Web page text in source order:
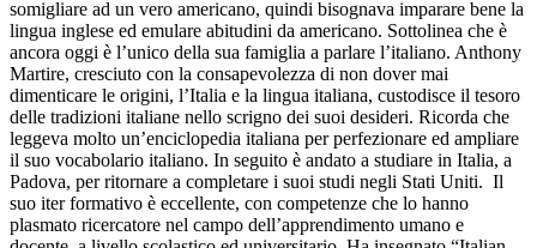
somigliare ad un vero americano, quindi bisognava imparare bene la
lingua inglese ed emulare abitudini da americano. Sottolinea che è
ancora oggi è l’unico della sua famiglia a parlare l’italiano. Anthony
Martire, cresciuto con la consapevolezza di non dover mai
dimenticare le origini, l’Italia e la lingua italiana, custodisce il tesoro
delle tradizioni italiane nello scrigno dei suoi desideri. Ricorda che
leggeva molto un’enciclopedia italiana per perfezionare ed ampliare
il suo vocabolario italiano. In seguito è andato a studiare in Italia, a
Padova, per ritornare a completare i suoi studi negli Stati Uniti. Il
suo iter formativo è eccellente, con competenze che lo hanno
plasmato ricercatore nel campo dell’apprendimento umano e